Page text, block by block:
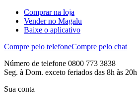
Comprar na loja
Vender no Magalu
Baixe o aplicativo
Compre pelo telefoneCompre pelo chat
Número de telefone 0800 773 3838
Seg. à Dom. exceto feriados das 8h às 20h
Sua conta